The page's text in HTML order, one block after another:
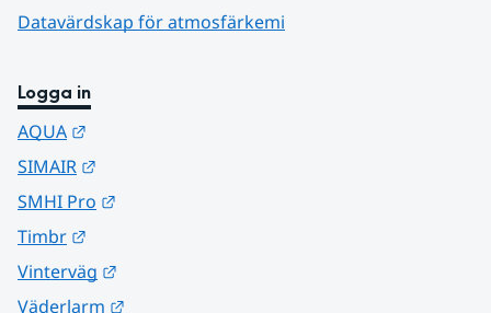
Datavärdskap för atmosfärkemi
Logga in
AQUA
SIMAIR
SMHI Pro
Timbr
Vinterväg
Väderlarm